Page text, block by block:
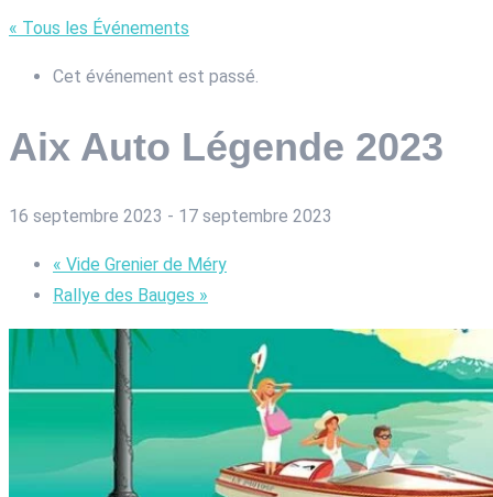
« Tous les Événements
Cet événement est passé.
Aix Auto Légende 2023
16 septembre 2023 - 17 septembre 2023
« Vide Grenier de Méry
Rallye des Bauges »